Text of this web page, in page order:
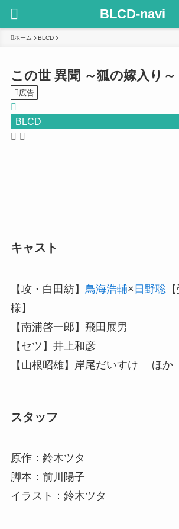
BLCD-navi
ホーム BLCD
この世 異聞 ～狐の嫁入り～
広告
BLCD
キャスト
【攻・白田紡】 鳥海浩輔× 日野聡
様】
【南浦啓一郎】飛田展男
【セツ】井上和彦
【山根昭雄】岸尾だいすけ ほか
スタッフ
原作：鈴木ツタ
脚本：前川陽子
イラスト：鈴木ツタ